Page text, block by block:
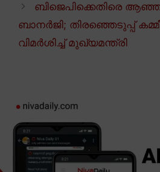
ബിജെപിക്കെതിരെ
ബാനർജി; തിരഞ്ഞെടുപ്പ്
വിമർശിച്ച് മുഖ്യമന്ത്രി